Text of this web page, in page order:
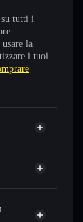
tutti i
usare la
i tuoi
in
prezzo